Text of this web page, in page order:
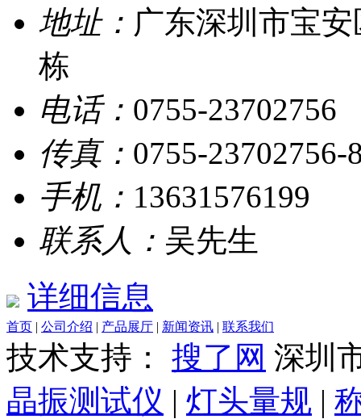
地址： 广东深圳市宝
栋
电话： 0755-23702756
传真： 0755-23702756-
手机： 13631576199
联系人： 吴先生
详细信息
首页 | 公司介绍 | 产品展厅 | 新闻资讯 | 联系我们
技术支持： 搜了网 深圳
晶振测试仪 | 灯头量规 |